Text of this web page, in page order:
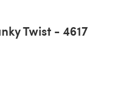
Twist - 4617